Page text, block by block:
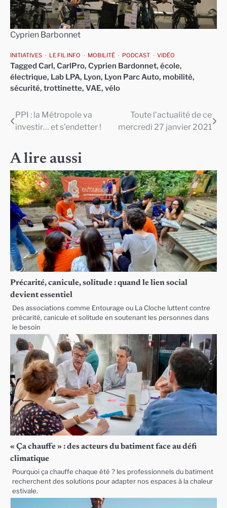
Cyprien Barbonnet
INITIATIVES LE FIL INFO MOBILITÉ PODCAST VIDÉO
Tagged Carl, CarlPro, Cyprien Bardonnet, école,
électrique, Lab LPA, Lyon, Lyon Parc Auto, mobilité,
sécurité, trottinette, VAE, vélo
Navigation
l’article
PPI : la Métropole va
investir… et s’endetter !
Toute l’actualité de ce
mercredi 27 janvier 2021
A lire aussi
Précarité, canicule, solitude : quand le lien social
devient essentiel
Des associations comme Entourage ou La Cloche luttent contre
précarité, canicule et solitude en soutenant les personnes dans
le besoin
« Ça chauffe » : des acteurs du batiment face au défi
climatique
Pourquoi ça chauffe chaque été ? les professionnels du batiment
recherchent des solutions pour adapter nos espaces à la chaleur
estivale.